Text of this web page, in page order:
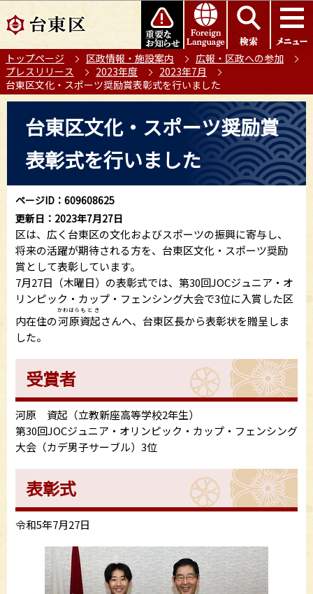
の
ー
ジ
の
このページの本文へ移動
トップページ 区政情報・施設案内
広報・区政への参加
プレスリリース
2023年度
2023年7月
台東区文化・スポーツ奨励賞表彰式を行いました
ら
台東区文化・スポーツ奨励賞
表彰式を行いました
ページID：609608625
更新日：2023年7月27日
区は、広く台東区の文化およびスポーツの振興に寄与し、
将来の活躍が期待される方を、台東区文化・スポーツ奨励
賞として表彰しています。
7月27日（木曜日）の表彰式では、第30回JOCジュニア・オ
リンピック・カップ・フェンシング大会で3位に入賞した区
内在住の河
かわ
原
はら
資起
もとき
さんへ、台東区長から表彰状を贈呈しま
した。
受賞者
河原 資起（立教新座高等学校2年生）
第30回JOCジュニア・オリンピック・カップ・フェンシング
大会（カデ男子サーブル）3位
表彰式
令和5年7月27日